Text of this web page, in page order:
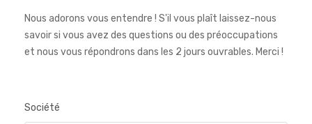
Nous adorons vous entendre ! S'il vous plaît laissez-nous
savoir si vous avez des questions ou des préoccupations
et nous vous répondrons dans les 2 jours ouvrables. Merci !
Société